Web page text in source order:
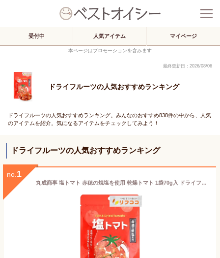
受付中 人気アイテム マイページ
本ページはプロモーションを含みます
最終更新日：2026/08/06
ドライフルーツの人気おすすめランキング
ドライフルーツの人気おすすめランキング。みんなのおすすめ838件の中から、人気
のアイテムを紹介。気になるアイテムをチェックしてみよう！
ドライフルーツの人気おすすめランキング
no. 1
丸成商事 塩トマト 赤穂の焼塩を使用 乾燥トマト 1袋70g入 ドライフルーツ トマト ドライとまと ドライ野菜 おやつ お茶菓子などに リコピン ミネラル 塩分補給 熱中症対策 タイ産